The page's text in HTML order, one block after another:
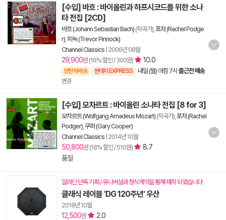
[수입] 바흐 : 바이올린과 하프시코드를 위한 소나
타 전집 [2CD]
바흐 (Johann Sebastian Bach) (작곡가), 포저 (Rachel Podge
r) 피녹 (Trevor Pinnock)
Channel Classics 2006년 08월
29,900원 (16% 할인 / 300원) 10.0
양탄자배송 썬데이 EXPRESS 내일 (월) 아침 7시 출근전 배송
변경
[수입] 모차르트 : 바이올린 소나타 전집 [8 for 3]
모차르트 (Wolfgang Amadeus Mozart) (작곡가), 포저 (Rachel
Podger) 쿠퍼 (Gary Cooper)
Channel Classics 2014년 10월
50,800원 (18% 할인 / 510원)
8.7
품절
알라딘 단독 기획 / 유니버설과 정식계약을 통해 제작 되었습니다
클래식 레이블 'DG 120주년' 우산
2018년 10월
12,500원
2.0